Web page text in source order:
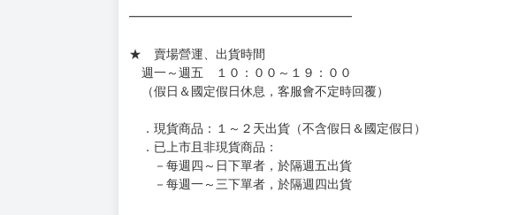
訂金金額將退回至買動漫錢包。
◆日本精品為受注代購性質，結單後恕無法取消，請慎重下單。
◆日本精品圖像僅供參考，設計及式樣請以實際商品為準，可能有色差。
約發售後1個月-2個月抵台。
◆如遇缺貨或砍單，將另行通知並取消訂單，敬請諒解。